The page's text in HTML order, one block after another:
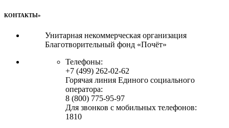
КОНТАКТЫ»
Унитарная некоммерческая организация
Благотворительный фонд «Почёт»
Телефоны:
+7 (499) 262-02-62
Горячая линия Единого социального
оператора:
8 (800) 775-95-97
Для звонков с мобильных телефонов:
1810